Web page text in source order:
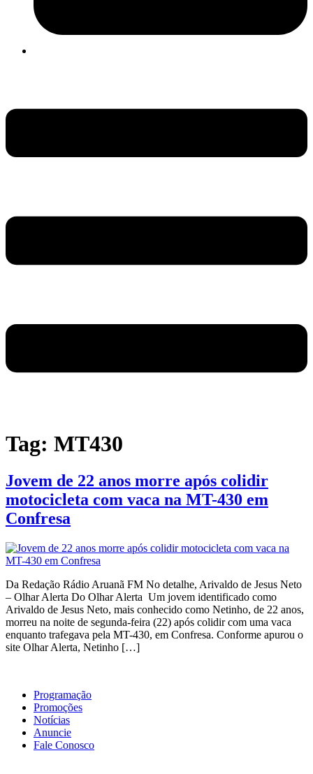
Tag: MT430
Jovem de 22 anos morre após colidir
motocicleta com vaca na MT-430 em
Confresa
Da Redação Rádio Aruanã FM No detalhe, Arivaldo de Jesus Neto
– Olhar Alerta Do Olhar Alerta Um jovem identificado como
Arivaldo de Jesus Neto, mais conhecido como Netinho, de 22 anos,
morreu na noite de segunda-feira (22) após colidir com uma vaca
enquanto trafegava pela MT-430, em Confresa. Conforme apurou o
site Olhar Alerta, Netinho […]
Programação
Promoções
Notícias
Anuncie
Fale Conosco